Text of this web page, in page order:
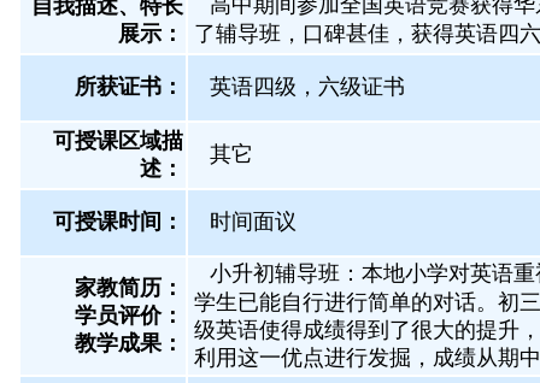
自我描述、特长
展示 ：
高中期间参加全国英语竞赛获得
了辅导班，口碑甚佳，获得英语四
所获证书 ： 英语四级，六级证书
可授课区域描
述：
其它
可授课时间： 时间面议
家教简历：
学员评价：
教学成果：
小升初辅导班：本地小学对英语
学生已能自行进行简单的对话。初
级英语使得成绩得到了很大的提升
利用这一优点进行发掘，成绩从期